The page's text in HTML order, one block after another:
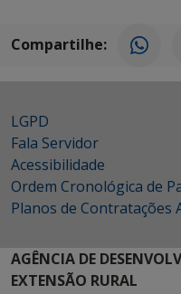
Compartilhe:
LGPD
Fala Servidor
Acessibilidade
Ordem Cronológica de
Planos de Contratações
AGÊNCIA DE
EXTENSÃO RURAL